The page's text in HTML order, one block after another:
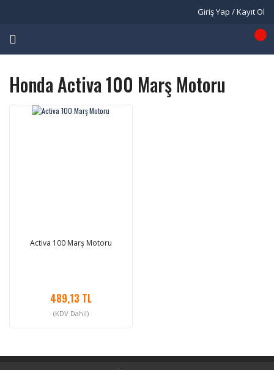
Giriş Yap / Kayıt Ol
Honda Activa 100 Marş Motoru
Activa 100 Marş Motoru
489,13 TL
(KDV Dahil)